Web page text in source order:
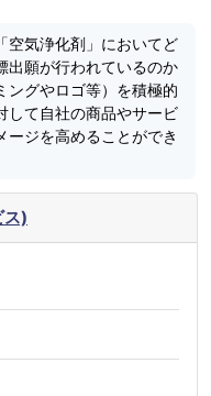
空気浄化剤」においてど
出願が行われているのか
ングやロゴ等）を積極的
して自社の商品やサービ
ージを高めることができ
ス)